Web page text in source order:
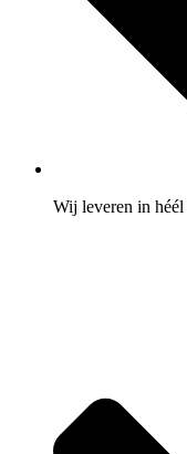
Wij leveren in héél